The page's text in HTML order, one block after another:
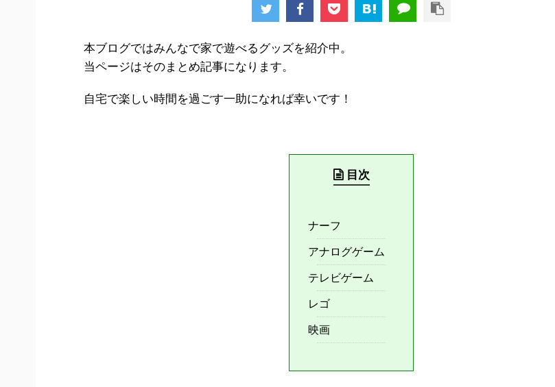
本ブログではみんなで家で遊べるグッズを紹介中。
当ページはそのまとめ記事になります。
自宅で楽しい時間を過ごす一助になれば幸いです！
目次
ナーフ
アナログゲーム
テレビゲーム
レゴ
映画